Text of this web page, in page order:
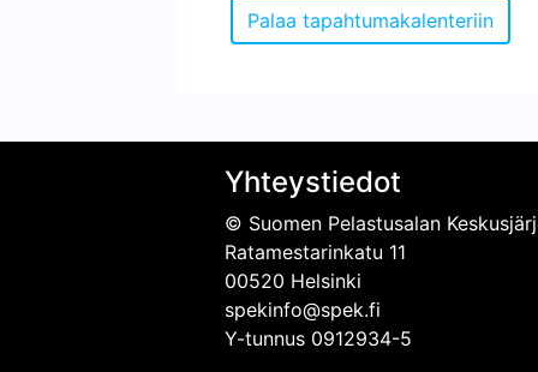
Yhteystiedot
© Suomen Pelastusalan
Ratamestarinkatu 11
00520 Helsinki
spekinfo@spek.fi
Y-tunnus 0912934-5